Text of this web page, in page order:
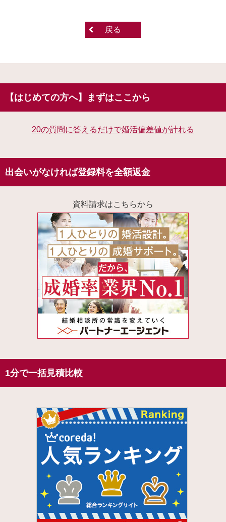
戻る
【はじめての方へ】まずはここから
20の質問に答えるだけで婚活偏差値が計れる
出会いがなければ登録料を全額返金
資料請求はこちらから
1分で一括見積比較